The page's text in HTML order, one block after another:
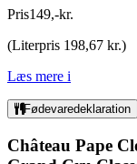
Pris149,-kr.
(Literpris 198,67 kr.)
Læs mere i
Fødevaredeklaration
Château Pape